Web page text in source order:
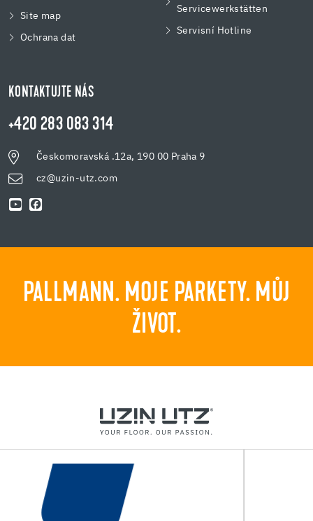
Site map
Ochrana dat
Servicewerkstätten
Servisní Hotline
KONTAKTUJTE NÁS
+420 283 083 314
Českomoravská .12a, 190 00 Praha 9
cz@uzin-utz.com
PALLMANN. MOJE PARKETY. MŮJ
ŽIVOT.